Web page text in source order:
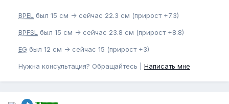
BPEL был 15 см -> сейчас 22.3 см (прирост +7.3)
BPFSL был 15 см -> сейчас 23.8 см (прирост +8.8)
EG был 12 см -> сейчас 15 (прирост +3)
Нужна консультация? Обращайтесь | Написать мне